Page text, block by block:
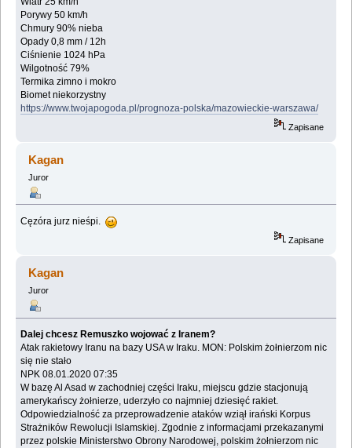
Porywy 50 km/h
Chmury 90% nieba
Opady 0,8 mm / 12h
Ciśnienie 1024 hPa
Wilgotność 79%
Termika zimno i mokro
Biomet niekorzystny
https://www.twojapogoda.pl/prognoza-polska/mazowieckie-warszawa/
Zapisane
Kagan
Juror
Cęzóra jurz nieśpi.
Zapisane
Kagan
Juror
Dalej chcesz Remuszko wojować z Iranem?‎
Atak rakietowy Iranu na bazy USA w Iraku. MON: Polskim żołnierzom nic
się nie stało
NPK 08.01.2020 07:35‎
W bazę Al Asad w zachodniej części Iraku, miejscu gdzie stacjonują
amerykańscy żołnierze, ‎uderzyło co najmniej dziesięć rakiet.
Odpowiedzialność za przeprowadzenie ataków wziął ‎irański Korpus
Strażników Rewolucji Islamskiej. Zgodnie z informacjami przekazanymi
przez ‎polskie Ministerstwo Obrony Narodowej, polskim żołnierzom nic